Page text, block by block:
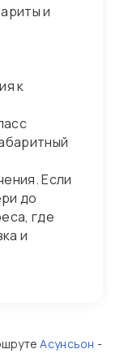
и
к
Если
до
где
и
Асунсьон -